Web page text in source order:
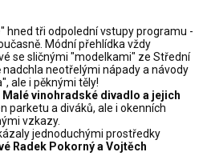
hned tři odpolední vstupy programu -
Módní přehlídka vždy
se sličnými "modelkami" ze Střední
neotřelými nápady a návody
ale i pěknými těly!
Malé vinohradské divadlo a jejich
parketu a diváků, ale i okenních
vzkazy.
jednoduchými prostředky
Radek Pokorný a Vojtěch